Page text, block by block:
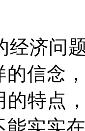
经济问
的信念
的特点